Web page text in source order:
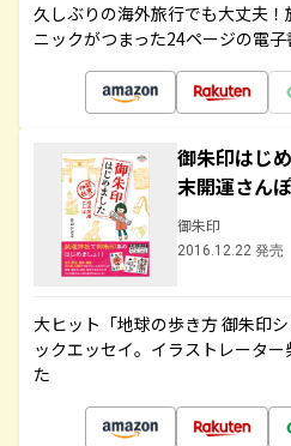
久しぶりの海外旅行でも大丈夫
ニックがつまった24ページの電子
御朱印はじ
末開運さんぽ
御朱印
2016.12.22 発売
大ヒット「地球の歩き方 御朱印
ックエッセイ。イラストレータ
た